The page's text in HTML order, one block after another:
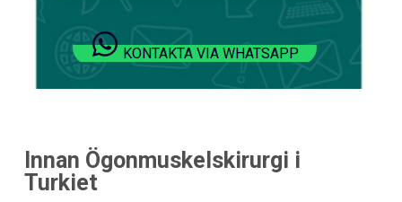
KONTAKTA VIA WHATSAPP
Innan Ögonmuskelskirurgi i
Turkiet